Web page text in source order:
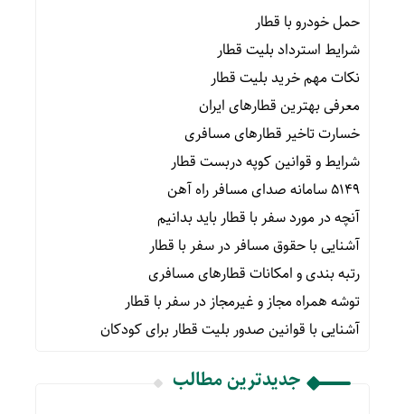
حمل خودرو با قطار
شرایط استرداد بلیت قطار
نکات مهم خرید بلیت قطار
معرفی بهترین قطارهای ایران
خسارت تاخیر قطارهای مسافری
شرایط و قوانین کوپه دربست قطار
۵۱۴۹ سامانه صدای مسافر راه آهن
آنچه در مورد سفر با قطار باید بدانیم
آشنایی با حقوق مسافر در سفر با قطار
رتبه بندی و امکانات قطارهای مسافری
توشه همراه مجاز و غیرمجاز در سفر با قطار
آشنایی با قوانین صدور بلیت قطار برای کودکان
جدیدترین مطالب